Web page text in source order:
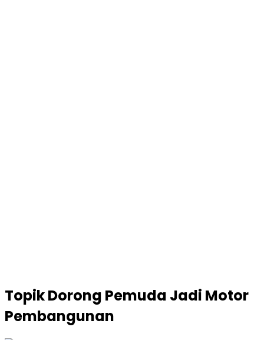
TopikDorong Pemuda Jadi Motor
Pembangunan